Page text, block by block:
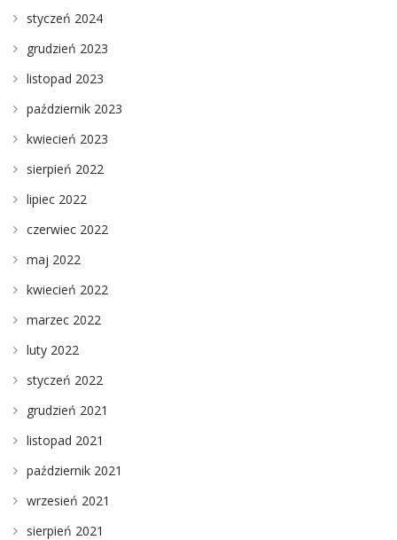
styczeń 2024
grudzień 2023
listopad 2023
październik 2023
kwiecień 2023
sierpień 2022
lipiec 2022
czerwiec 2022
maj 2022
kwiecień 2022
marzec 2022
luty 2022
styczeń 2022
grudzień 2021
listopad 2021
październik 2021
wrzesień 2021
sierpień 2021